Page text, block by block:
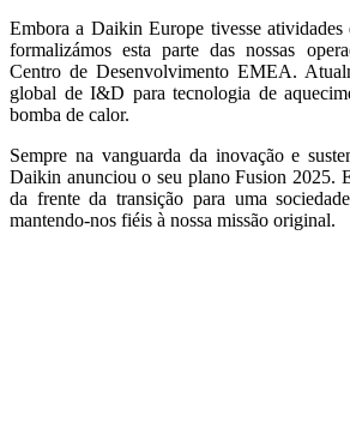
Embora a Daikin Europe tivesse
formalizámos esta parte das nossas
Centro de Desenvolvimento EMEA.
global de I&D para tecnologia de
bomba de calor.
Sempre na vanguarda da inovação e
Daikin anunciou o seu plano Fusion 2025.
da frente da transição para uma
mantendo-nos fiéis à nossa missão original.